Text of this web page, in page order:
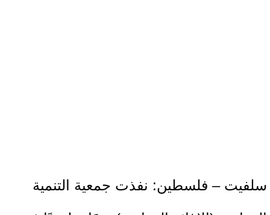
سلفيت – فلسطين: نفذت جمعية التنمية